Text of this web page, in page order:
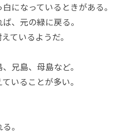
になっているときがある。
、元の緑に戻る。
ているようだ。
兄島、母島など。
いることが多い。
。